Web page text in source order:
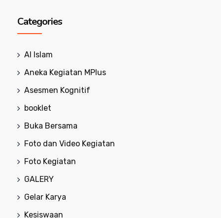
Categories
Al Islam
Aneka Kegiatan MPlus
Asesmen Kognitif
booklet
Buka Bersama
Foto dan Video Kegiatan
Foto Kegiatan
GALERY
Gelar Karya
Kesiswaan